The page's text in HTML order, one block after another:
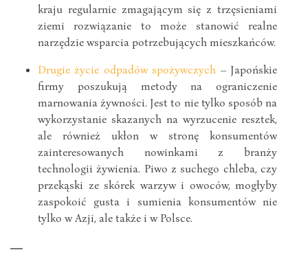
kraju regularnie zmagającym się z trzęsieniami
ziemi rozwiązanie to może stanowić realne
narzędzie wsparcia potrzebujących mieszkańców.
Drugie życie odpadów spożywczych – Japońskie
firmy poszukują metody na ograniczenie
marnowania żywności. Jest to nie tylko sposób na
wykorzystanie skazanych na wyrzucenie resztek,
ale również ukłon w stronę konsumentów
zainteresowanych nowinkami z branży
technologii żywienia. Piwo z suchego chleba, czy
przekąski ze skórek warzyw i owoców, mogłyby
zaspokoić gusta i sumienia konsumentów nie
tylko w Azji, ale także i w Polsce.